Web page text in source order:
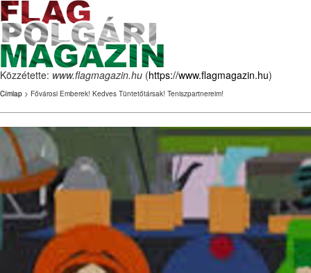
Közzétette: www.flagmagazin.hu (https://www.flagmagazin.hu)
Címlap > Fővárosi Emberek! Kedves Tüntetőtársak! Teniszpartnereim!